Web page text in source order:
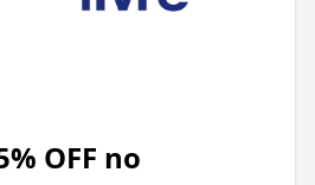
OFF no